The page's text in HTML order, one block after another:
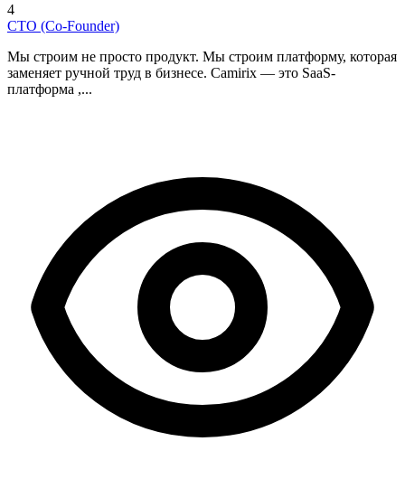
4
CTO (Co-Founder)
Мы строим не просто продукт. Мы строим платформу, которая
заменяет ручной труд в бизнесе. Camirix — это SaaS-
платформа ,...